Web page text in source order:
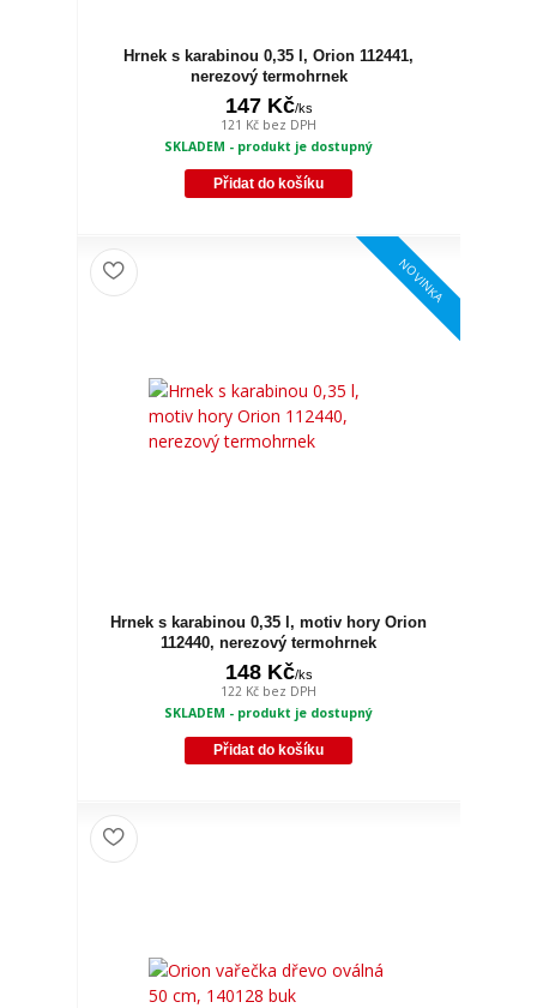
Hrnek s karabinou 0,35 l, Orion 112441,
nerezový termohrnek
147 Kč/ks
121 Kč bez DPH
SKLADEM - produkt je dostupný
Přidat do košíku
NOVINKA
Hrnek s karabinou 0,35 l, motiv hory Orion
112440, nerezový termohrnek
148 Kč/ks
122 Kč bez DPH
SKLADEM - produkt je dostupný
Přidat do košíku